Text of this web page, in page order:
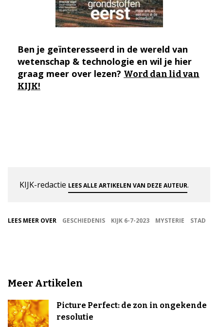
Ben je geïnteresseerd in de wereld van
wetenschap & technologie en wil je hier
graag meer over lezen? Word dan lid van
KIJK!
KIJK-redactie LEES ALLE ARTIKELEN VAN DEZE AUTEUR.
LEES MEER OVER GESCHIEDENIS KIJK 6-7-2023 MYSTERIE STAD
Meer Artikelen
Picture Perfect: de zon in ongekende
resolutie